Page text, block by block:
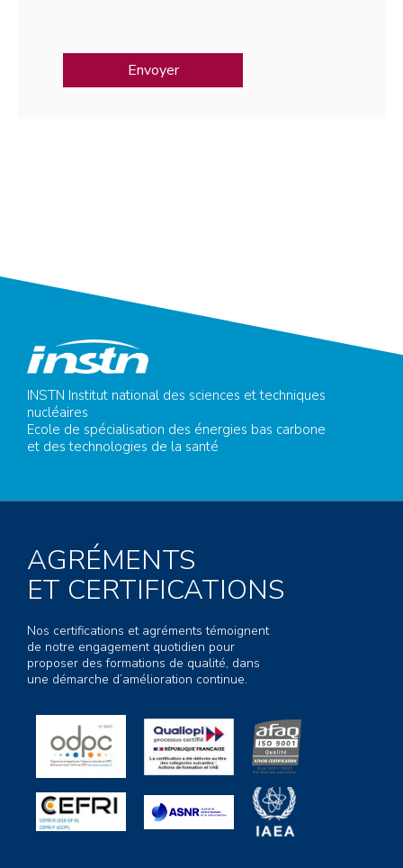
INSTN Institut national des sciences et techniques
nucléaires
Ecole de spécialisation des énergies bas carbone
et des technologies de la santé
AGRÉMENTS
ET CERTIFICATIONS
Nos certifications et agréments témoignent
de notre engagement quotidien pour
proposer des formations de qualité, dans
une démarche d’amélioration continue.